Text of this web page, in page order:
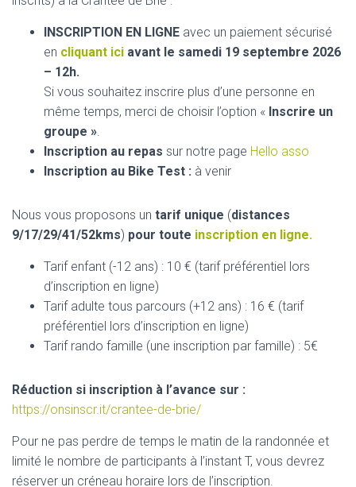
A
A
A
INSCRIPTION EN LIGNE avec un paiement sécurisé
en cliquant ici avant le samedi 19 septembre 2026
– 12h.
Si vous souhaitez inscrire plus d’une personne en
même temps, merci de choisir l’option « Inscrire un
groupe ».
Inscription au repas sur notre page Hello asso
Inscription au Bike Test : à venir
Nous vous proposons un tarif unique (distances
9/17/29/41/52kms) pour toute inscription en ligne.
Tarif enfant (-12 ans) : 10 € (tarif préférentiel lors
d’inscription en ligne)
Tarif adulte tous parcours (+12 ans) : 16 € (tarif
préférentiel lors d’inscription en ligne)
Tarif rando famille (une inscription par famille) : 5€
Réduction si inscription à l’avance sur :
https://onsinscr.it/crantee-de-brie/
Pour ne pas perdre de temps le matin de la randonnée et
limité le nombre de participants à l’instant T, vous devrez
réserver un créneau horaire lors de l’inscription.